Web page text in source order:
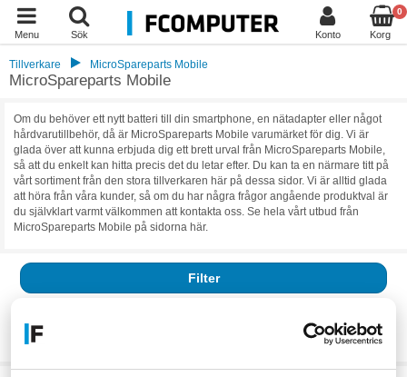
Menu Sök Konto
0
Korg
Tillverkare MicroSpareparts Mobile
MicroSpareparts Mobile
Om du behöver ett nytt batteri till din smartphone, en nätadapter eller något
hårdvarutillbehör, då är MicroSpareparts Mobile varumärket för dig. Vi är
glada över att kunna erbjuda dig ett brett urval från MicroSpareparts Mobile,
så att du enkelt kan hitta precis det du letar efter. Du kan ta en närmare titt på
vårt sortiment från den stora tillverkaren här på dessa sidor. Vi är alltid glada
att höra från våra kunder, så om du har några frågor angående produktval är
du självklart varmt välkommen att kontakta oss. Se hela vårt utbud från
MicroSpareparts Mobile på sidorna här.
Filter